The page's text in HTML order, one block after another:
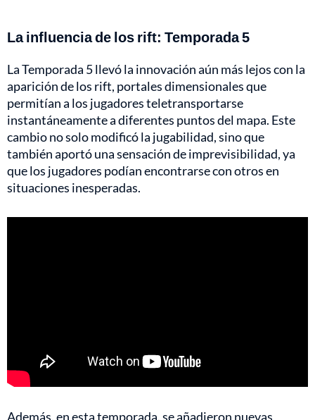
La influencia de los rift: Temporada 5
La Temporada 5 llevó la innovación aún más lejos con la
aparición de los rift, portales dimensionales que
permitían a los jugadores teletransportarse
instantáneamente a diferentes puntos del mapa. Este
cambio no solo modificó la jugabilidad, sino que
también aportó una sensación de imprevisibilidad, ya
que los jugadores podían encontrarse con otros en
situaciones inesperadas.
Además, en esta temporada, se añadieron nuevas